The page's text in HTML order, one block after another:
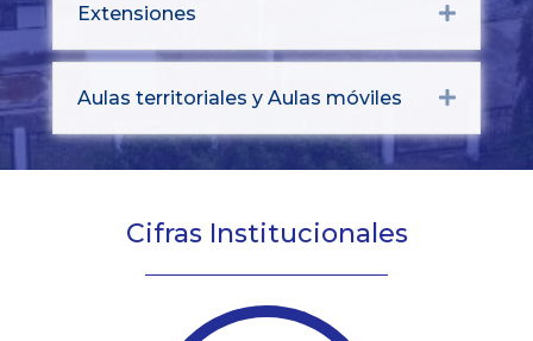
Extensiones Expand
Aulas territoriales y Aulas móviles Expand
Cifras Institucionales